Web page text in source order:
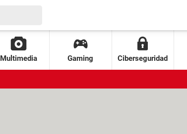
Multimedia Gaming Ciberseguridad